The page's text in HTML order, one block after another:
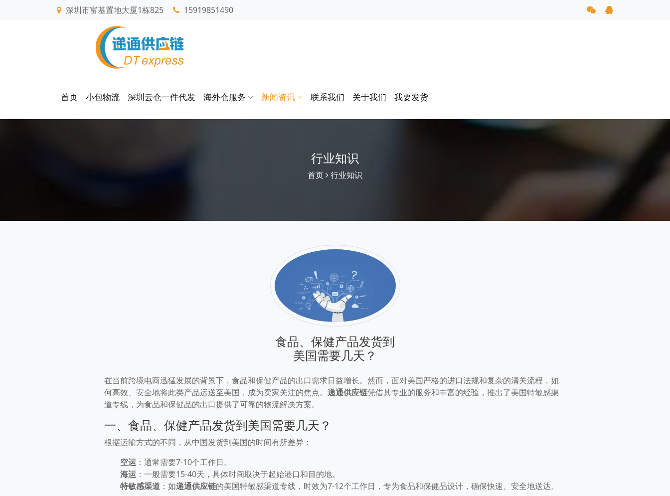
深圳市富基置地大厦1栋825 15919851490
首页 小包物流 深圳云仓一件代发 海外仓服务 新闻资讯 联系我们 关于我们 我要发货
行业知识
首页 行业知识
食品、保健产品发货到
美国需要几天？
在当前跨境电商迅猛发展的背景下，食品和保健产品的出口需求日益增长。然而，面对美国严格的进口法规和复杂的清关流程，如
何高效、安全地将此类产品运送至美国，成为卖家关注的焦点。 递通供应链凭借其专业的服务和丰富的经验，推出了美国特敏感渠
道专线，为食品和保健品的出口提供了可靠的物流解决方案。
一、食品、保健产品发货到美国需要几天？
根据运输方式的不同，从中国发货到美国的时间有所差异：
空运 ：通常需要7-10个工作日。
海运 ：一般需要15-40天，具体时间取决于起始港口和目的地。
特敏感渠道 ：如递通供应链的美国特敏感渠道专线，时效为7-12个工作日，专为食品和保健品设计，确保快速、安全地送达。